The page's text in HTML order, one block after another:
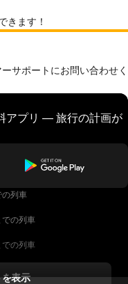
きます！
サポートにお問い合わせく
アプリ — 旅行の計画が
の列車
での列車
での列車
表示